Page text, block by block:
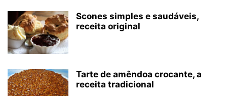
Scones simples e saudáveis,
receita original
Tarte de amêndoa crocante, a
receita tradicional